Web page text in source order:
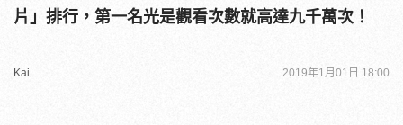
片」排行，第一名光是觀看次數就高達九千萬次！
Kai 2019年1月01日 18:00